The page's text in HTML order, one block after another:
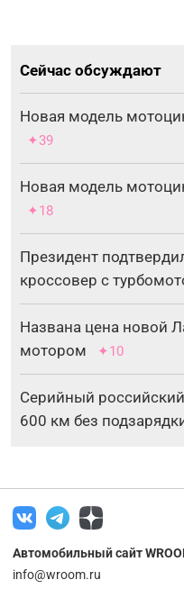
Сейчас обсуждают
Новая модель
✦39
Новая модель
✦18
Президент
кроссовер с
Названа цена
мотором
✦10
Серийный
600 км без
Автомобильный сайт
info@wroom.ru